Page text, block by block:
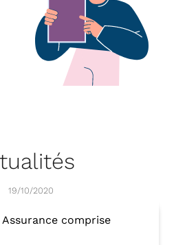
19/10/2020
comprise